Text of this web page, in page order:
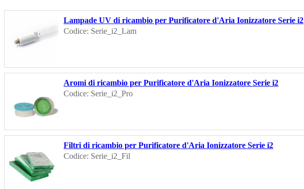
Lampade UV di ricambio per Purificatore d'Aria Ionizzatore Serie i2
Codice: Serie_i2_Lam
Aromi di ricambio per Purificatore d'Aria Ionizzatore Serie i2
Codice: Serie_i2_Pro
Filtri di ricambio per Purificatore d'Aria Ionizzatore Serie i2
Codice: Serie_i2_Fil